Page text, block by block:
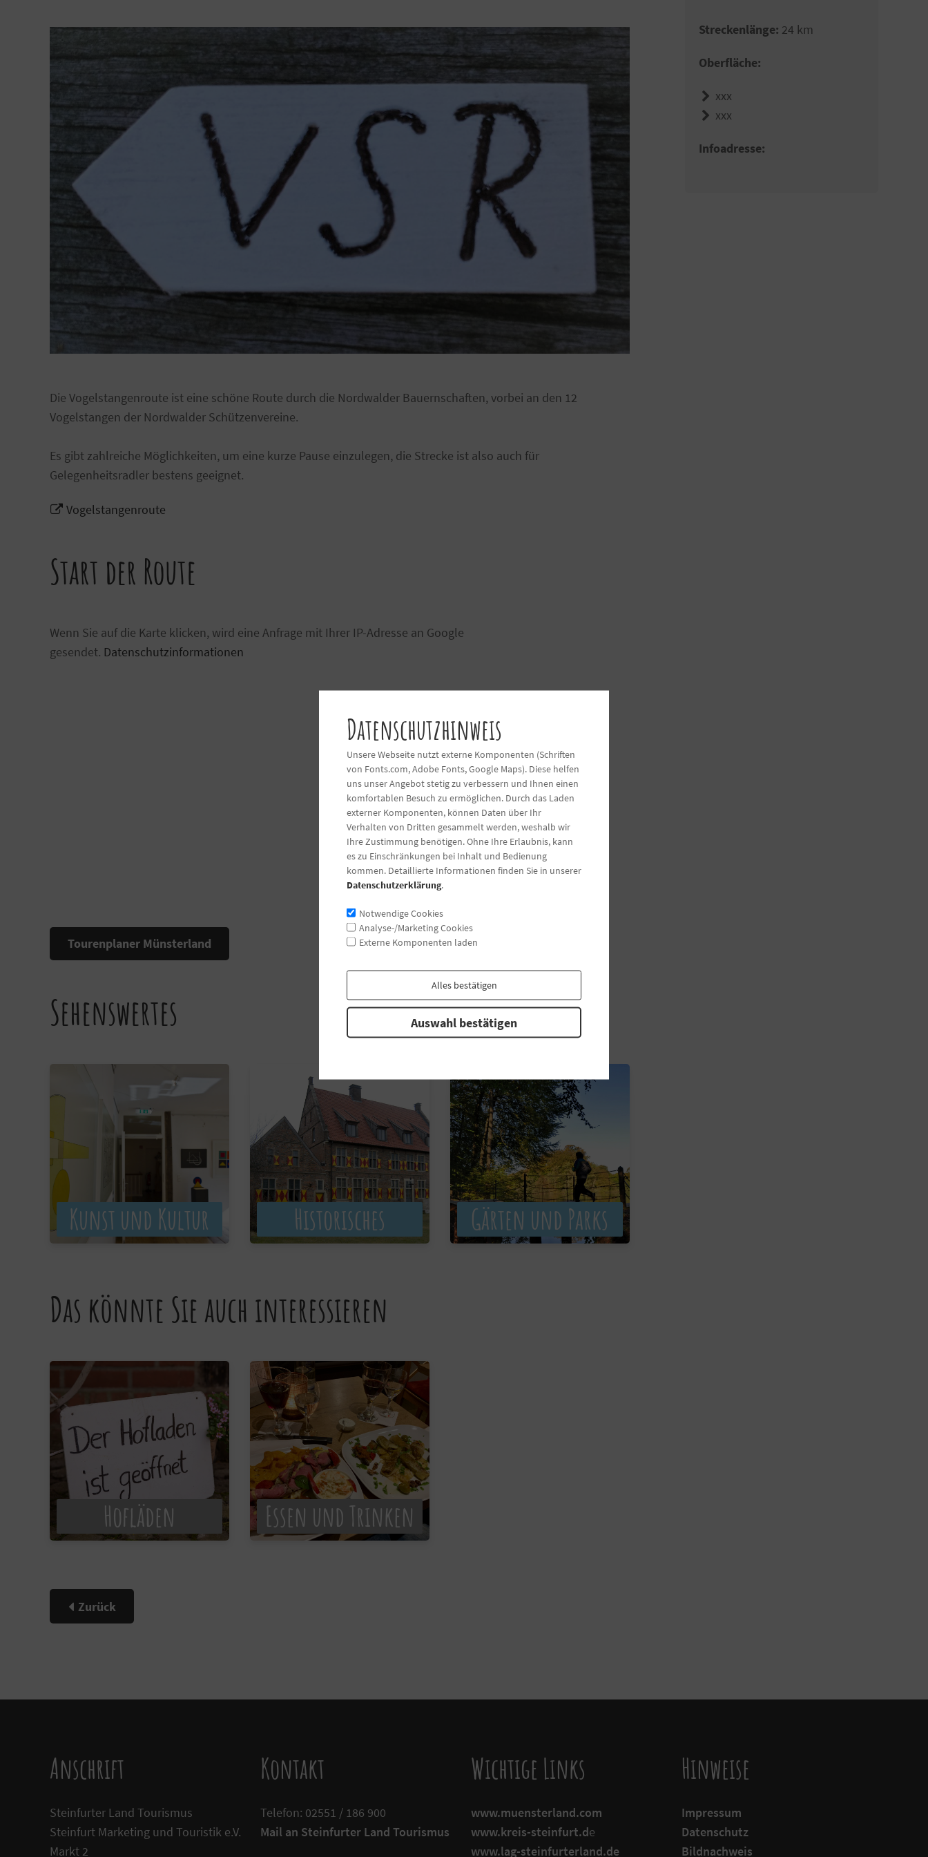
Die Vogelstangenroute ist eine schöne Route durch die Nordwalder Bauernschaften, vorbei an den 12
Vogelstangen der Nordwalder Schützenvereine.
Es gibt zahlreiche Möglichkeiten, um eine kurze Pause einzulegen, die Strecke ist also auch für
Gelegenheitsradler bestens geeignet.
Vogelstangenroute
Start der Route
Wenn Sie auf die Karte klicken, wird eine Anfrage mit Ihrer IP-Adresse an Google
gesendet. Datenschutzinformationen
Tourenplaner Münsterland
Sehenswertes
Kunst und Kultur Historisches Gärten und Parks
Das könnte Sie auch interessieren
Hofläden Essen und Trinken
Zurück
Streckenlänge: 24 km
Oberfläche:
xxx
xxx
Infoadresse:
Anschrift
Steinfurter Land Tourismus
Steinfurt Marketing und Touristik e.V.
Markt 2
Kontakt
Telefon: 02551 / 186 900
Mail an Steinfurter Land Tourismus
Wichtige Links
www.muensterland.com
www.kreis-steinfurt.de
www.lag-steinfurterland.de
Hinweise
Impressum
Datenschutz
Bildnachweis
Datenschutzhinweis
Unsere Webseite nutzt externe Komponenten (Schriften
von Fonts.com, Adobe Fonts, Google Maps). Diese helfen
uns unser Angebot stetig zu verbessern und Ihnen einen
komfortablen Besuch zu ermöglichen. Durch das Laden
externer Komponenten, können Daten über Ihr
Verhalten von Dritten gesammelt werden, weshalb wir
Ihre Zustimmung benötigen. Ohne Ihre Erlaubnis, kann
es zu Einschränkungen bei Inhalt und Bedienung
kommen. Detaillierte Informationen finden Sie in unserer
Datenschutzerklärung.
Notwendige Cookies
Analyse-/Marketing Cookies
Externe Komponenten laden
Alles bestätigen
Auswahl bestätigen